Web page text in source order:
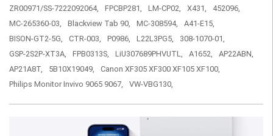
ZR00971/SS-7222092064,
FPCBP281, LM-CP02, X431,
452096,
MC-265360-03,
Blackview Tab 90, MC-308594,
A41-E15,
BISON-GT2-5G,
CTR-003, P0986, L22L3PG5,
308-1070-01,
GSP-2S2P-XT3A,
FPB0313S, LiU307689PHVUTL, A1652,
AP22ABN,
AP21A8T,
5B10X19049,
Canon XF305 XF300 XF105 XF100,
Philips Monitor Invivo 9065 9067,
VW-VBG130,